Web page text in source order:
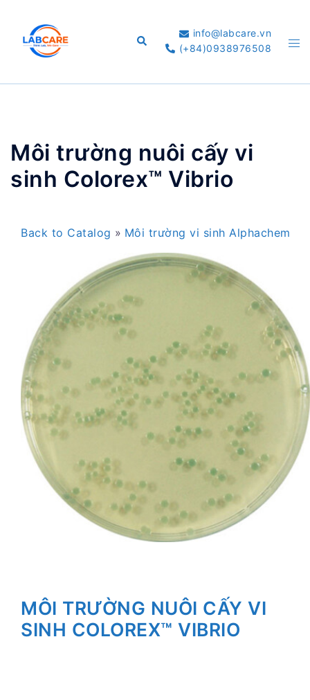
content
Search
info@labcare.vn
(+84)0938976508
Môi trường nuôi cấy vi
sinh Colorex™ Vibrio
Back to Catalog Môi trường vi sinh Alphachem
MÔI TRƯỜNG NUÔI CẤY VI
SINH COLOREX™ VIBRIO